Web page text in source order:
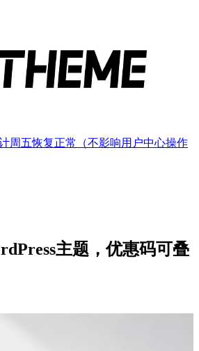
周五恢复正常（不影响用户中心操作
主题，优惠码可叠